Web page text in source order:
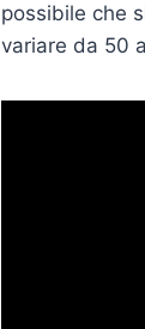
possibile che
variare da 50